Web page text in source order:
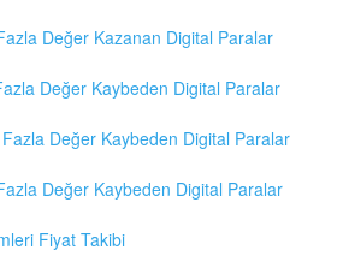
Değer Kazanan Digital Paralar
Değer Kaybeden Digital Paralar
Değer Kaybeden Digital Paralar
Değer Kaybeden Digital Paralar
Fiyat Takibi